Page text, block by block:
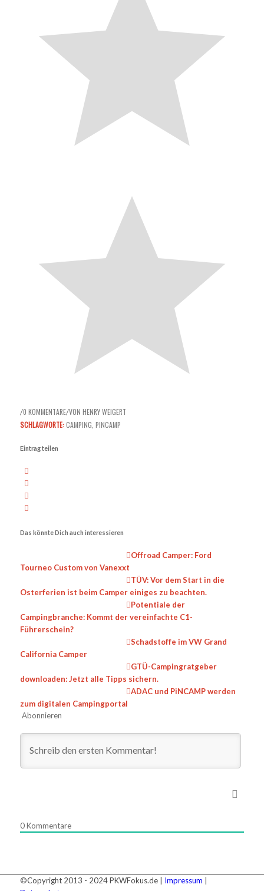
/0 KOMMENTARE/VON HENRY WEIGERT
SCHLAGWORTE: CAMPING PINCAMP
Eintrag teilen
Das könnte Dich auch interessieren
Offroad Camper: Ford
Tourneo Custom von Vanexxt
TÜV: Vor dem Start in die
Osterferien ist beim Camper einiges zu beachten.
Potentiale der
Campingbranche: Kommt der vereinfachte C1-
Führerschein?
Schadstoffe im VW Grand
California Camper
GTÜ-Campingratgeber
downloaden: Jetzt alle Tipps sichern.
ADAC und PiNCAMP werden
zum digitalen Campingportal
Abonnieren
0Kommentare
©Copyright 2013 - 2024 PKWFokus.de | Impressum